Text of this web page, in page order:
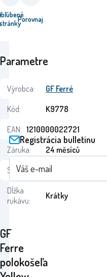
stránkyPorovnaj
GF
Ferre
polokošeľa
Parametre
Výrobca:
GF Ferré
Kód:
K9778
EAN: 1210000022721
Záruka:
24 měsíců
Stav:
Dĺžka
rukávu:
Krátky
Registrácia bulletinu